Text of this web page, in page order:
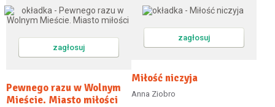
zagłosuj
Pewnego razu w Wolnym
Mieście. Miasto miłości
zagłosuj
Miłość niczyja
Anna Ziobro